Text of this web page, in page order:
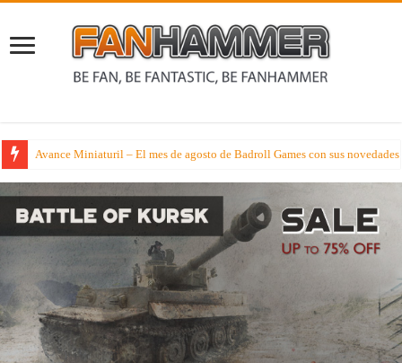
Avance Miniaturil – El mes de agosto de Badroll Games con sus